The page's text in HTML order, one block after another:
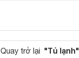
Quay trở lại "Tủ lạnh"